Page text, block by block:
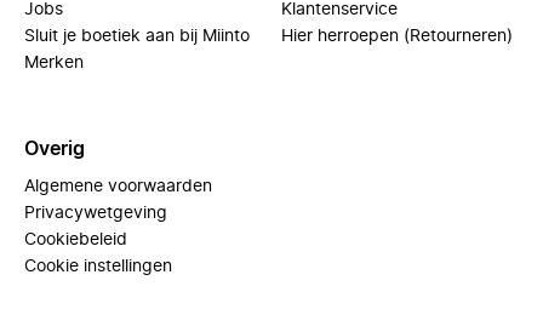
Jobs
Sluit je boetiek aan bij Miinto
Merken
Klantenservice
Hier herroepen (Retourneren)
Overig
Algemene voorwaarden
Privacywetgeving
Cookiebeleid
Cookie instellingen